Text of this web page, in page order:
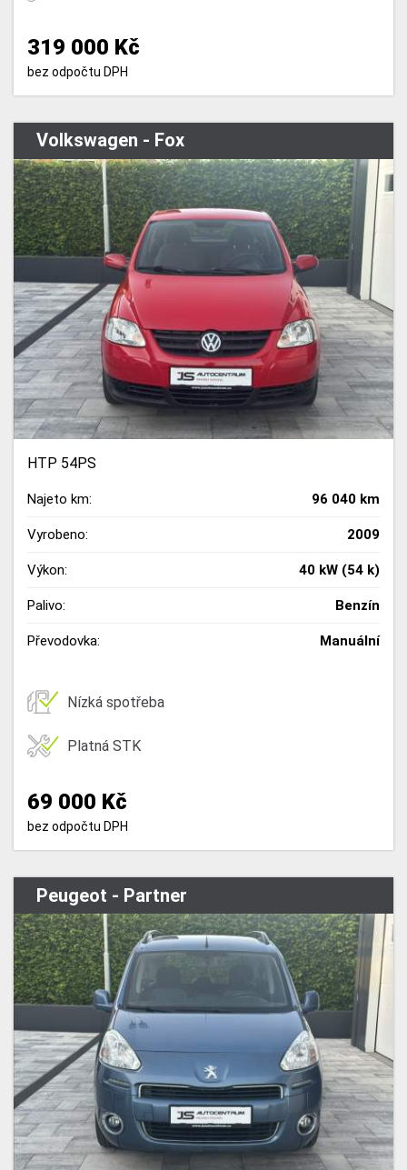
319 000 Kč
bez odpočtu DPH
Volkswagen - Fox
HTP 54PS
Najeto km: 96 040 km
Vyrobeno: 2009
Výkon: 40 kW (54 k)
Palivo: Benzín
Převodovka: Manuální
Nízká spotřeba
Platná STK
69 000 Kč
bez odpočtu DPH
Peugeot - Partner